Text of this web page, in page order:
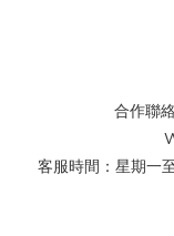
合作聯
客服時間：星期一